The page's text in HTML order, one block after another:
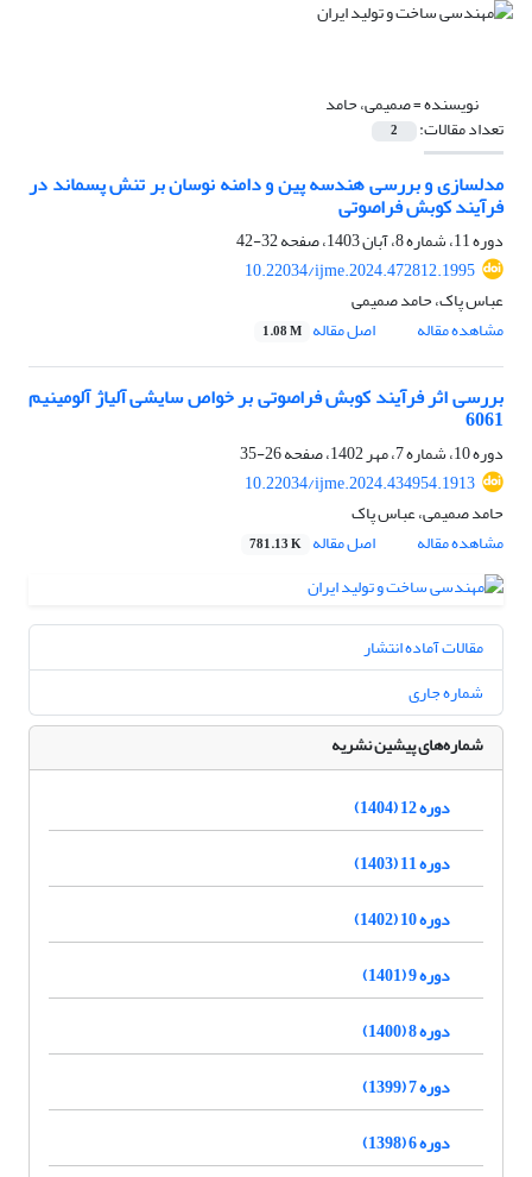
نویسنده =صمیمی، حامد
تعداد مقالات: 2
مدلسازی و بررسی هندسه پین و دامنه نوسان بر تنش پسماند در
فرآیند کوبش فراصوتی
دوره 11، شماره 8، آبان 1403، صفحه
32-42
10.22034/ijme.2024.472812.1995
عباس پاک، حامد صمیمی
مشاهده مقاله
اصل مقاله 1.08 M
بررسی اثر فرآیند کوبش فراصوتی بر خواص سایشی آلیاژ آلومینیم
6061
دوره 10، شماره 7، مهر 1402، صفحه
26-35
10.22034/ijme.2024.434954.1913
حامد صمیمی، عباس پاک
مشاهده مقاله
اصل مقاله 781.13 K
مقالات آماده انتشار
شماره جاری
شماره‌های پیشین نشریه
دوره 12 (1404)
دوره 11 (1403)
دوره 10 (1402)
دوره 9 (1401)
دوره 8 (1400)
دوره 7 (1399)
دوره 6 (1398)